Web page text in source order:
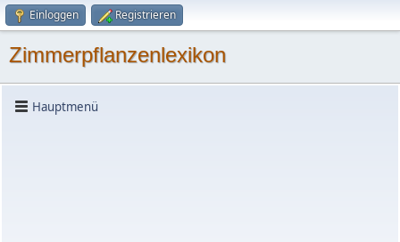
Einloggen Registrieren
Zimmerpflanzenlexikon
Hauptmenü